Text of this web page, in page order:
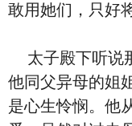
敢用她们，只好
太子殿下听说
他同父异母的姐
是心生怜悯。他